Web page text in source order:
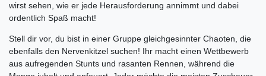
wirst sehen, wie er jede Herausforderung annimmt und dabei
ordentlich Spaß macht!
Stell dir vor, du bist in einer Gruppe gleichgesinnter Chaoten, die
ebenfalls den Nervenkitzel suchen! Ihr macht einen Wettbewerb
aus aufregenden Stunts und rasanten Rennen, während die